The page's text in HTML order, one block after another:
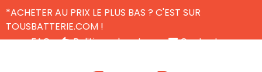
*ACHETER AU PRIX LE PLUS BAS ? C'EST SUR
TOUSBATTERIE.COM !
FAQ
Politique de retour
Contactez-nous